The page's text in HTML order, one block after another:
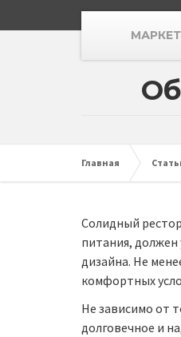
МАРКЕТ
Главная
Солидный
питания,
дизайна. Не
комфортных
Не зависимо от
долговечное и